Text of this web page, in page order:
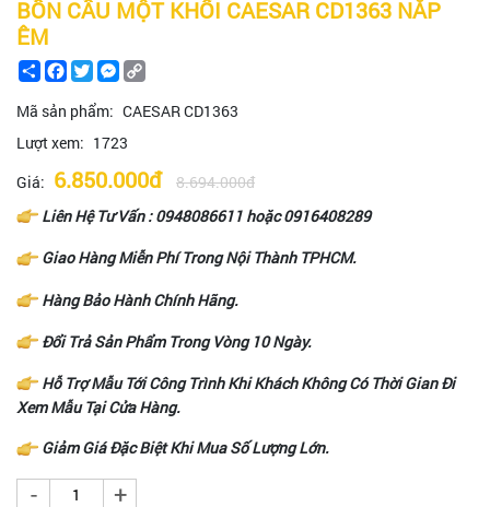
BỒN CẦU MỘT KHỐI CAESAR CD1363 NẮP
ÊM
ShareFacebook
TwitterMessenger
Mã sản phẩm: CAESAR CD1363
Lượt xem: 1723
Giá: 6.850.000đ
8.694.000đ
Liên Hệ Tư Vấn :0948086611 hoặc0916408289
Giao Hàng Miễn Phí Trong Nội Thành TPHCM.
Hàng Bảo Hành Chính Hãng.
Đổi Trả Sản Phẩm Trong Vòng 10 Ngày.
Hỗ Trợ Mẫu Tới Công Trình Khi Khách Không Có Thời Gian Đi
Xem Mẫu Tại Cửa Hàng.
Giảm Giá Đặc Biệt Khi Mua Số Lượng Lớn.
- +